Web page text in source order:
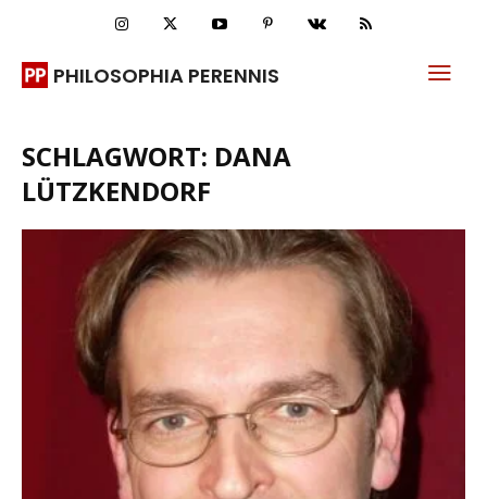
PHILOSOPHIA PERENNIS
SCHLAGWORT: DANA
LÜTZKENDORF